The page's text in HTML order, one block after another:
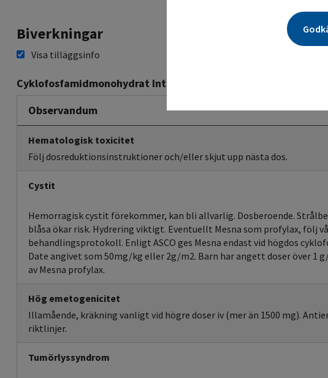
Biverkningar
Visa tilläggsinfo
Cyklofosfamidmonohydrat Intravenös infusion
Observandum
Hematologisk toxicitet
Följ dosreduktionsinstruktioner och/eller skjut upp nästa dos.
Cystit
Hemorragisk cystit förekommer, kan bli allvarlig. Dosberoende.
blåsa ökar risk. Hydrering viktigt. Eventuellt Mesna som profylax, följ
behandlingsprotokoll. Enligt ASCO ges Mesna endast vid högdos
Date angivet som 50mg/kg eller 2g/m2. Barn har angett doser över 1
av Mesna profylax.
Hög emetogenicitet
Illamående, kräkning vanligt vid högre doser iv (mer än 1500 mg).
riktlinjer.
Tumörlyssyndrom